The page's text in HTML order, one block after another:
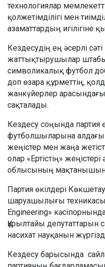
технологиялар
қолжетімділігі мен
азаматтардың игілігіне
Кездесудің ең әсерлі
жаттықтырушылар
символикалық футбол
доп өзара құрметтің,
жанкүйерлер арасындағы
сақталады.
Кездесу соңында партия
футболшыларына алдағы
жеңістер мен жаңа
олар «Ертістің»
облысының мақтанышына
Партия өкілдері
шаруашылығы
Engineering»
Құрылтайы депутаттарын
насихат науқанын
Кездесу барысында